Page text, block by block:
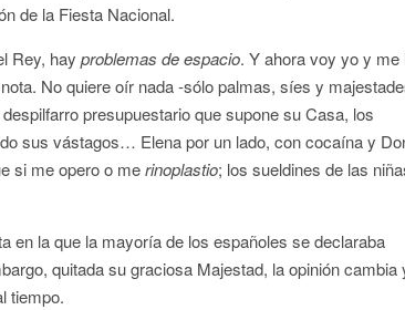
de la Fiesta Nacional.
Rey, hayproblemas de espacio. Y ahora voy yo y me
No quiere oír nada -sólo palmas, síes y
presupuestario que supone su Casa, los
sus vástagos… Elena por un lado, con cocaína y
si me opero o merinoplastio; los sueldines de las
en la que la mayoría de los españoles se declaraba
quitada su graciosa Majestad, la opinión cambia
tiempo.